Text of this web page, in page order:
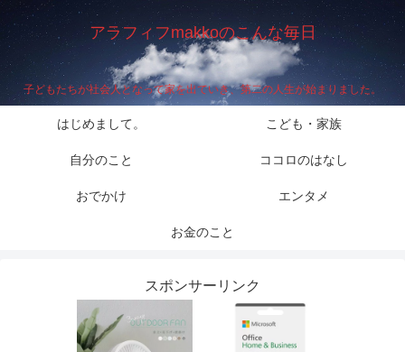
アラフィフmakkoのこんな毎日
子どもたちが社会人となって家を出ていき、第二の人生が始まりました。
はじめまして。 こども・家族
自分のこと ココロのはなし
おでかけ エンタメ
お金のこと
スポンサーリンク